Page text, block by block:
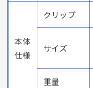
本体
仕様
クリップ
サイズ
重量